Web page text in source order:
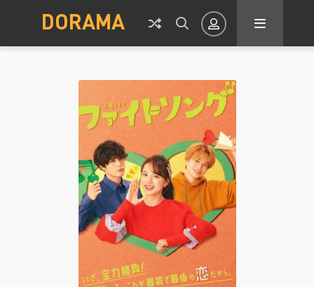
DORAMA
Авторизация
Запомнить
ВОЙТИ НА САЙТ
Восстановить пароль